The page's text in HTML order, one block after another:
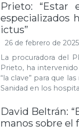
Prieto: “Estar
especializados
ictus”
26 de febrero de 2025
La procuradora del
Prieto, ha
“la clave” para que
Sanidad en los
David Beltrán:
manos sobre el